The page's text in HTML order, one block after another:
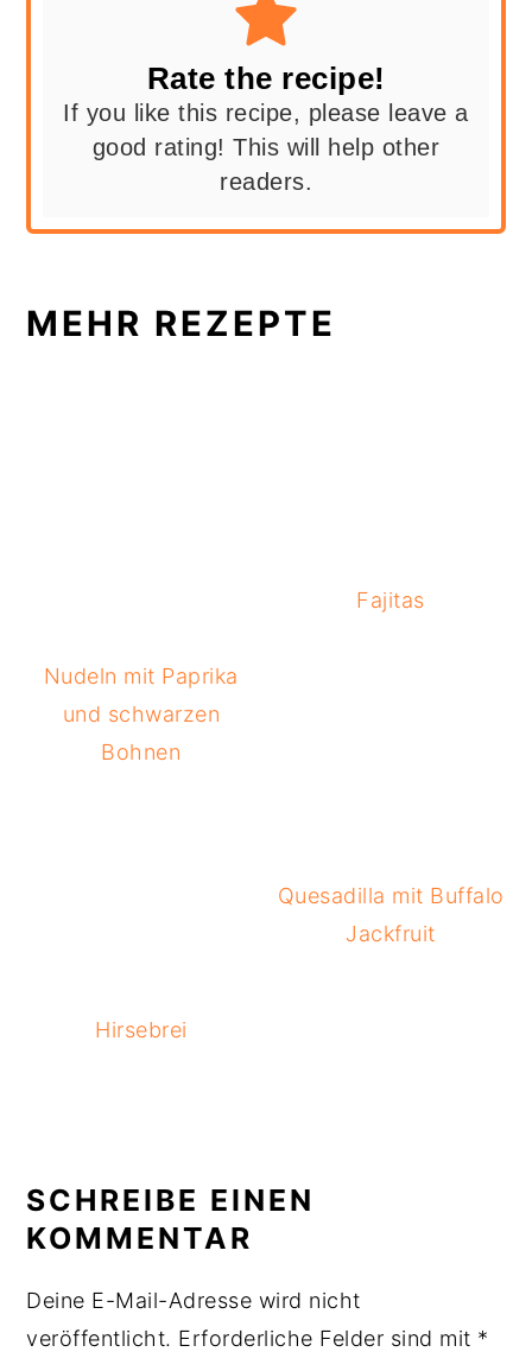
Rate the recipe!
If you like this recipe, please leave a
good rating! This will help other
readers.
MEHR REZEPTE
Nudeln mit Paprika
und schwarzen
Bohnen
Fajitas
Hirsebrei
Quesadilla mit Buffalo
Jackfruit
INTERACTIONS
SCHREIBE EINEN
KOMMENTAR
Deine E-Mail-Adresse wird nicht
veröffentlicht. Erforderliche Felder sind mit *